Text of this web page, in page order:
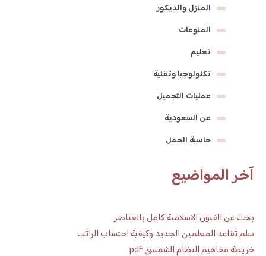
المنزل والديكور
المنوعات
تعليم
تكنولوجيا وتقنية
عمليات التجميل
عن السعودية
حاسبة الحمل
آخر المواضيع
بحث عن الفنون الاسلامية كامل بالعناصر
سلم تقاعد المعلمين الجديد وكيفية احتساب الراتب
خريطة مفاهيم النظام الشمسي pdf